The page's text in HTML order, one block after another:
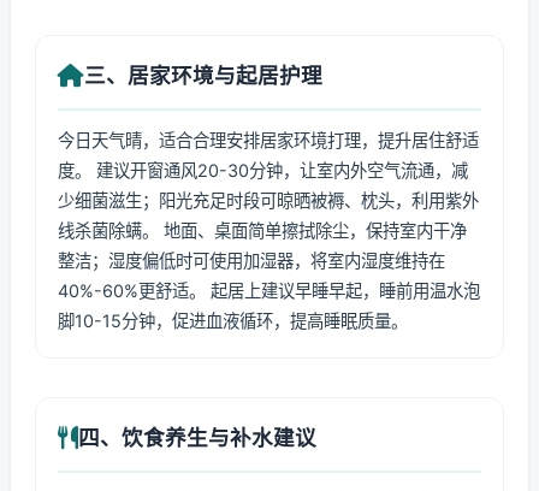
三、居家环境与起居护理
今日天气晴，适合合理安排居家环境打理，提升居住舒适
度。 建议开窗通风20-30分钟，让室内外空气流通，减
少细菌滋生；阳光充足时段可晾晒被褥、枕头，利用紫外
线杀菌除螨。 地面、桌面简单擦拭除尘，保持室内干净
整洁；湿度偏低时可使用加湿器，将室内湿度维持在
40%-60%更舒适。 起居上建议早睡早起，睡前用温水泡
脚10-15分钟，促进血液循环，提高睡眠质量。
四、饮食养生与补水建议